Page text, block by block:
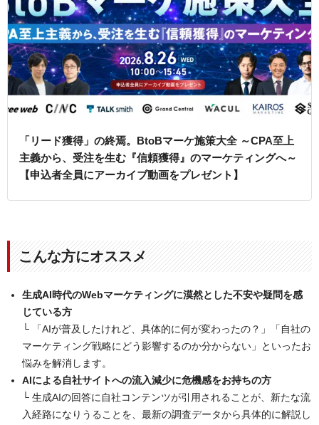
「リード獲得」の終焉。BtoBマーケ施策大全 ～CPA至上
主義から、受注を生む『信頼獲得』のマーケティングへ～
【申込者全員にアーカイブ動画をプレゼント】
こんな方にオススメ
生成AI時代のWebマーケティングに漠然とした不安や疑問を感
じている方
└ 「AIが普及したけれど、具体的に何が変わったの？」「自社の
マーケティング戦略にどう影響するのか分からない」といったお
悩みを解消します。
AIによる自社サイトへの流入減少に危機感をお持ちの方
└ 生成AIの回答に自社コンテンツが引用されることが、新たな流
入経路になりうることを、最新の調査データから具体的に解説し